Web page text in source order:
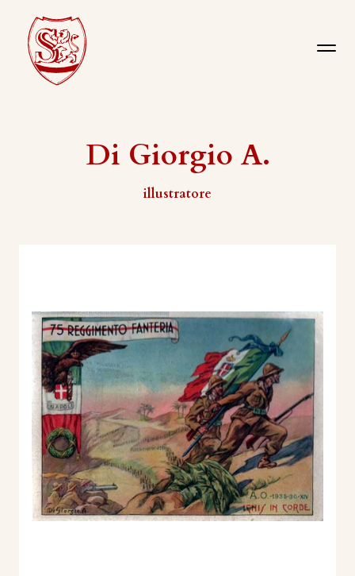
Di Giorgio A.
illustratore